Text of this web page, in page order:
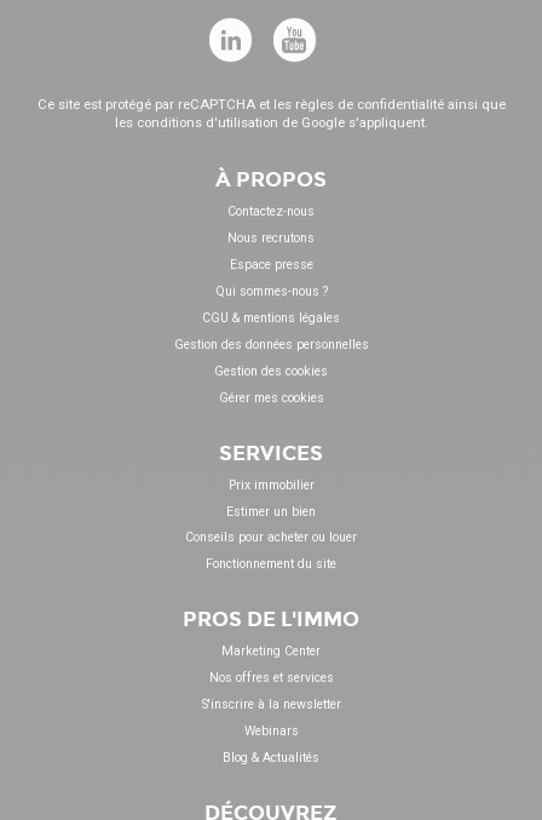
Ce site est protégé par reCAPTCHA et les règles de confidentialitéainsi que
les conditions d'utilisation de Google s'appliquent.
À PROPOS
Contactez-nous
Nous recrutons
Espace presse
Qui sommes-nous ?
CGU & mentions légales
Gestion des données personnelles
Gestion des cookies
Gérer mes cookies
SERVICES
Prix immobilier
Estimer un bien
Conseils pour acheter ou louer
Fonctionnement du site
PROS DE L'IMMO
Marketing Center
Nos offres et services
S'inscrire à la newsletter
Webinars
Blog & Actualités
DÉCOUVREZ